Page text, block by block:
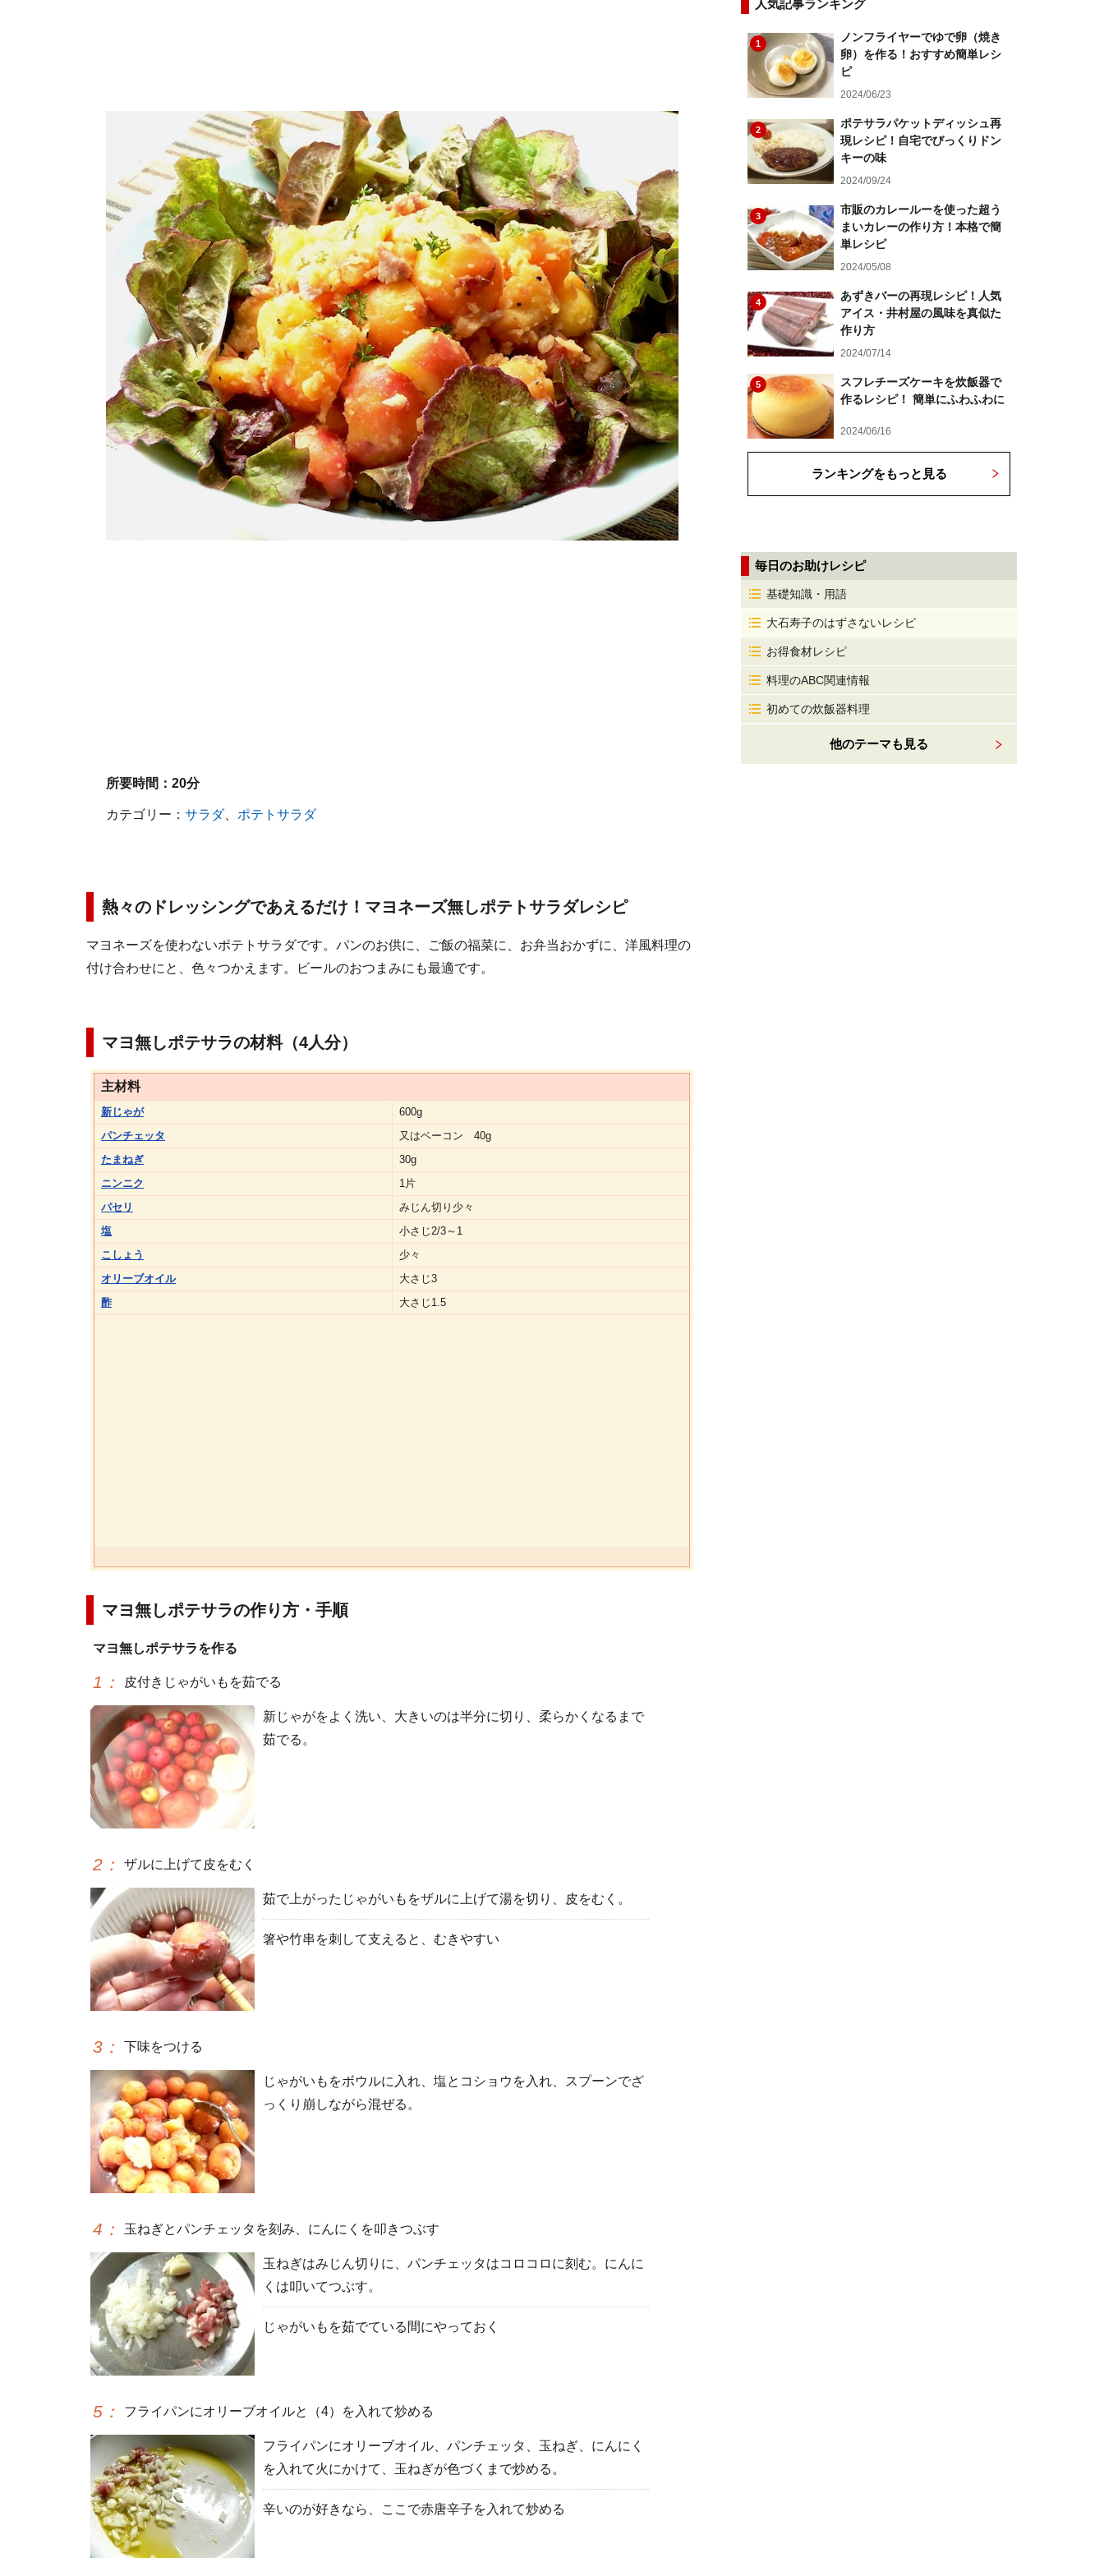
所要時間： 20分
カテゴリー： サラダ、 ポテトサラダ
熱々のドレッシングであえるだけ！マヨネーズ無しポテトサラダレシピ
マヨネーズを使わないポテトサラダです。パンのお供に、ご飯の福菜に、お弁当おかずに、洋風料理の
付け合わせにと、色々つかえます。ビールのおつまみにも最適です。
マヨ無しポテサラの材料（4人分）
主材料
新じゃが
600g
パンチェッタ
又はベーコン 40g
たまねぎ
30g
ニンニク
1片
パセリ
みじん切り少々
塩
小さじ2/3～1
こしょう
少々
オリーブオイル
大さじ3
酢
大さじ1.5
マヨ無しポテサラの作り方・手順
マヨ無しポテサラを作る
1 ： 皮付きじゃがいもを茹でる
新じゃがをよく洗い、大きいのは半分に切り、柔らかくなるまで
茹でる。
2 ： ザルに上げて皮をむく
茹で上がったじゃがいもをザルに上げて湯を切り、皮をむく。
箸や竹串を刺して支えると、むきやすい
3 ： 下味をつける
じゃがいもをボウルに入れ、塩とコショウを入れ、スプーンでざ
っくり崩しながら混ぜる。
4 ： 玉ねぎとパンチェッタを刻み、にんにくを叩きつぶす
玉ねぎはみじん切りに、パンチェッタはコロコロに刻む。にんに
くは叩いてつぶす。
じゃがいもを茹でている間にやっておく
5 ： フライパンにオリーブオイルと（4）を入れて炒める
フライパンにオリーブオイル、パンチェッタ、玉ねぎ、にんにく
を入れて火にかけて、玉ねぎが色づくまで炒める。
辛いのが好きなら、ここで赤唐辛子を入れて炒める
人気記事ランキング
1
ノンフライヤーでゆで卵（焼き
卵）を作る！おすすめ簡単レシ
ピ
2024/06/23
2
ポテサラパケットディッシュ再
現レシピ！自宅でびっくりドン
キーの味
2024/09/24
3
市販のカレールーを使った超う
まいカレーの作り方！本格で簡
単レシピ
2024/05/08
4
あずきバーの再現レシピ！人気
アイス・井村屋の風味を真似た
作り方
2024/07/14
5
スフレチーズケーキを炊飯器で
作るレシピ！ 簡単にふわふわに
2024/06/16
ランキングをもっと見る
毎日のお助けレシピ
基礎知識・用語
大石寿子のはずさないレシピ
お得食材レシピ
料理のABC関連情報
初めての炊飯器料理
他のテーマも見る